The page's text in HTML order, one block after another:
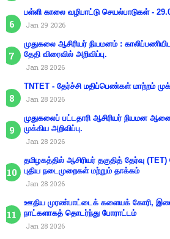
பள்ளி காலை வழிபாட்டு செயல்பாடுகள் -
Jan 29 2026
முதுகலை ஆசிரியர் நியமனம் :
தேதி விரைவில் அறிவிப்பு.
Jan 28 2026
TNTET - தேர்ச்சி மதிப்பெண்கள் மாற்றம்
Jan 28 2026
முதுகலைப் பட்டதாரி ஆசிரியர் நியமன
முக்கிய அறிவிப்பு.
Jan 28 2026
தமிழகத்தில் ஆசிரியர் தகுதித் தேர்வு
புதிய நடைமுறைகள் மற்றும் தாக்கம்
Jan 28 2026
ஊதிய முரண்பாட்டைக் களையக் கோரி,
நாட்களாகத் தொடர்ந்து போராட்டம்
Jan 28 2026